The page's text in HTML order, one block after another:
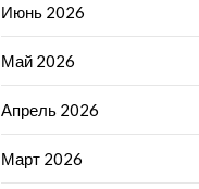
Июнь 2026
Май 2026
Апрель 2026
Март 2026